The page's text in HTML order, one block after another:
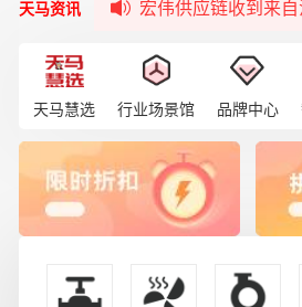
天马资讯
签约喜讯 | 宏伟与
天马慧选 行业场景馆 品牌中心